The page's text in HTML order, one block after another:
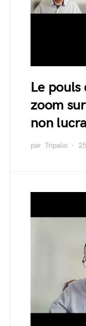
Le pouls
zoom
non
par Tripalio